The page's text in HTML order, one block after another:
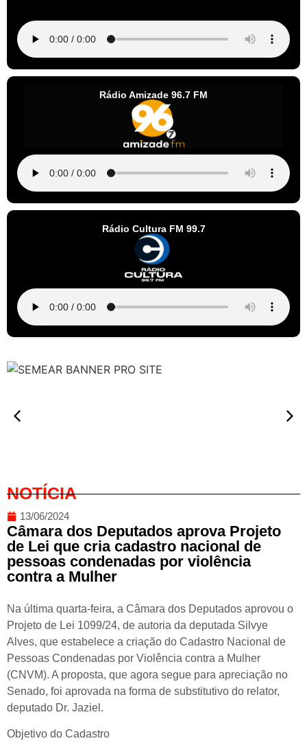
Rádio Amizade 96.7 FM
Rádio Cultura FM 99.7
NOTÍCIA
13/06/2024
Câmara dos Deputados aprova Projeto
de Lei que cria cadastro nacional de
pessoas condenadas por violência
contra a Mulher
Na última quarta-feira, a Câmara dos Deputados aprovou o
Projeto de Lei 1099/24, de autoria da deputada Silvye
Alves, que estabelece a criação do Cadastro Nacional de
Pessoas Condenadas por Violência contra a Mulher
(CNVM). A proposta, que agora segue para apreciação no
Senado, foi aprovada na forma de substitutivo do relator,
deputado Dr. Jaziel.
Objetivo do Cadastro